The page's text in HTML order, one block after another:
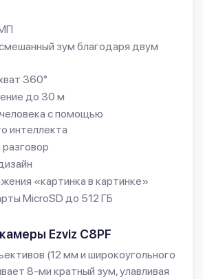
зум благодаря двум
360°
до 30 м
с помощью
интеллекта
«картинка в картинке»
MicroSD до 512 ГБ
Ezviz C8PF
(12 мм и широкоугольного
8-ми кратный зум, улавливая